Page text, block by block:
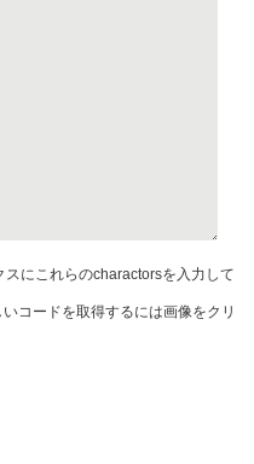
スにこれらのcharactorsを入力して
いコードを取得するには画像をクリ